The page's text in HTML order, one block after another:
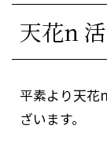
天花n
平素より天花
ざいます。